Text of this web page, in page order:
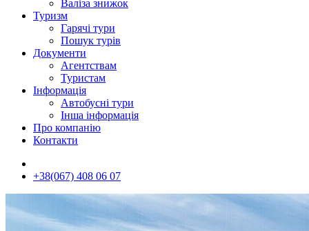
Валіза знижок
Туризм
Гарячі тури
Пошук турів
Документи
Агентствам
Туристам
Інформація
Автобусні тури
Інша інформація
Про компанію
Контакти
+38(067) 408 06 07